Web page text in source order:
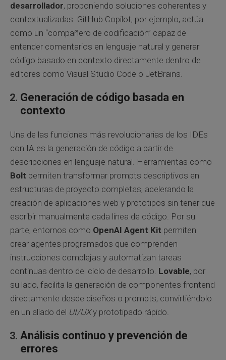
desarrollador, proponiendo soluciones coherentes y
contextualizadas. GitHub Copilot, por ejemplo, actúa
como un “compañero de codificación” capaz de
entender comentarios en lenguaje natural y generar
código basado en contexto directamente dentro de
editores como Visual Studio Code o JetBrains.
Generación de código basada en
contexto
Una de las funciones más revolucionarias de los IDEs
con IA es la generación de código a partir de
descripciones en lenguaje natural. Herramientas como
Bolt permiten transformar prompts descriptivos en
estructuras de proyecto completas, acelerando la
creación de aplicaciones web y prototipos sin tener que
escribir manualmente cada línea de código. Por su
parte, entornos como OpenAI Agent Kit permiten
crear agentes programados que comprenden
instrucciones complejas y automatizan tareas
continuas dentro del ciclo de desarrollo. Lovable, por
su lado, facilita la generación de componentes frontend
directamente desde diseños o prompts, convirtiéndolo
en un aliado del UI/UXy prototipado rápido.
Análisis continuo y prevención de
errores